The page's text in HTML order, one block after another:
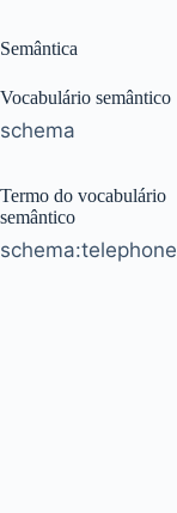
Semântica
Vocabulário semântico
schema
Termo do vocabulário
semântico
schema:telephone